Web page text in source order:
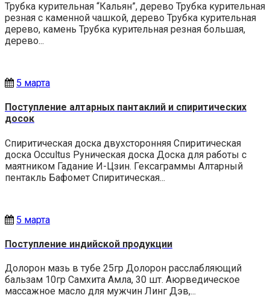
Трубка курительная “Кальян”, дерево Трубка курительная
резная с каменной чашкой, дерево Трубка курительная
дерево, камень Трубка курительная резная большая,
дерево...
5 марта
Поступление алтарных пантаклий и спиритических
досок
Спиритическая доска двухсторонняя Спиритическая
доска Occultus Руническая доска Доска для работы с
маятником Гадание И-Цзин. Гексаграммы Алтарный
пентакль Бафомет Спиритическая...
5 марта
Поступление индийской продукции
Долорон мазь в тубе 25гр Долорон расслабляющий
бальзам 10гр Самхита Амла, 30 шт. Аюрведическое
массажное масло для мужчин Линг Дэв,...